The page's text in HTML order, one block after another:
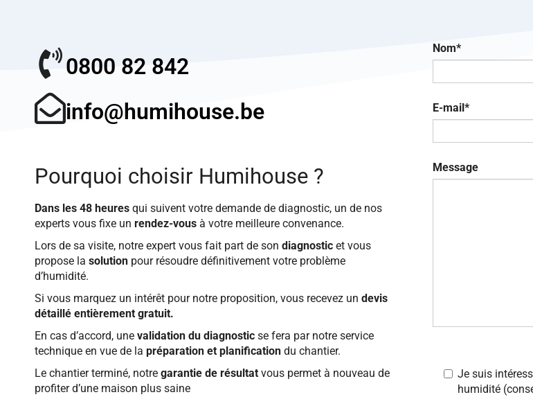
0800 82 842
info@humihouse.be
Pourquoi choisir Humihouse ?
Dans les 48 heures qui suivent votre demande de diagnostic, un de nos
experts vous fixe un rendez-vous à votre meilleure convenance.
Lors de sa visite, notre expert vous fait part de son diagnostic et vous
propose la solution pour résoudre définitivement votre problème
d’humidité.
Si vous marquez un intérêt pour notre proposition, vous recevez un devis
détaillé entièrement gratuit.
En cas d’accord, une validation du diagnostic se fera par notre service
technique en vue de la préparation et planification du chantier.
Le chantier terminé, notre garantie de résultat vous permet à nouveau de
profiter d’une maison plus saine
Nom*
E-mail*
Message
Je suis
humidité